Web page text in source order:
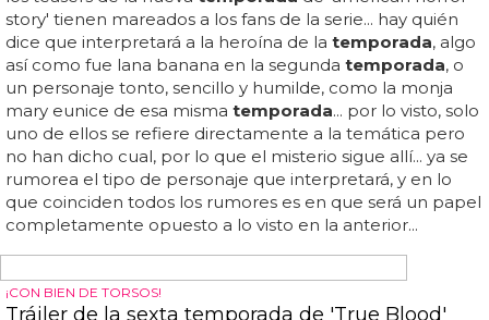
cameron y mitchell llevaron la narrativa del capítulo con
una trama de lo más divertida en la que intentaban
boicotearse mutuamente las proposiciones y con un final
de lo más inesperado...